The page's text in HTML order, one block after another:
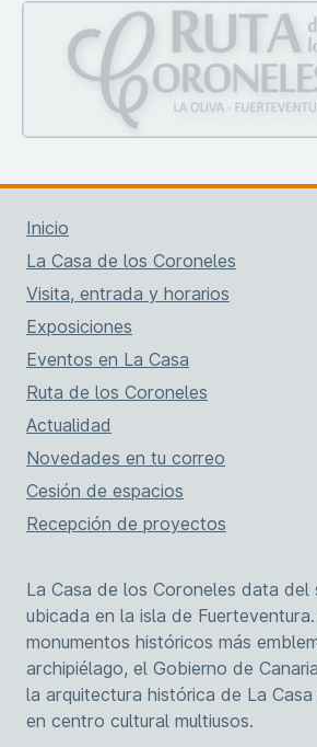
Inicio
La Casa de los Coroneles
Visita, entrada y horarios
Exposiciones
Eventos en La Casa
Ruta de los Coroneles
Actualidad
Novedades en tu correo
Cesión de espacios
Recepción de proyectos
La Casa de los Coroneles data del
ubicada en la isla de
monumentos históricos más
archipiélago, el Gobierno de
la arquitectura histórica de La
en centro cultural multiusos.